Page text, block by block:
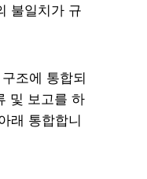
불일치가 규
조에 통합되
및 보고를 하
래 통합합니